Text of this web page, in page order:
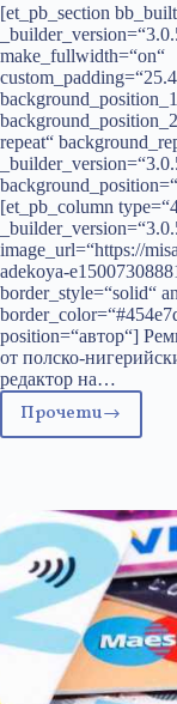
[et_pb_section
make_fullwidth=“on“
repeat“
[et_pb_column
image_url=“https://
adekoya-
border_style=“solid“
position=“автор“]
от полско-
редактор на…
Прочети
Истина
Африка
и